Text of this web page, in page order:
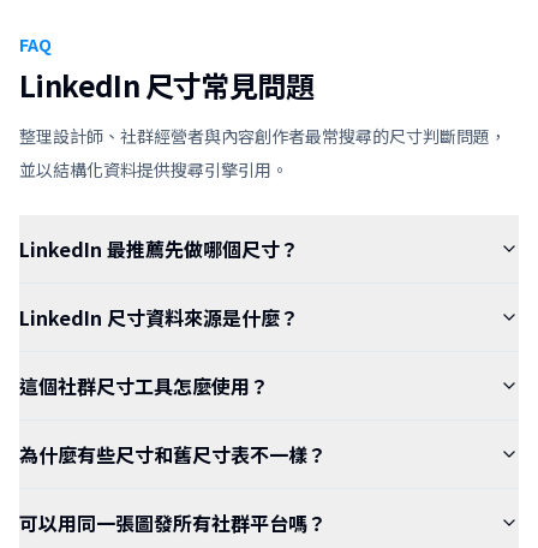
FAQ
LinkedIn 尺寸常見問題
整理設計師、社群經營者與內容創作者最常搜尋的尺寸判斷問題，
並以結構化資料提供搜尋引擎引用。
LinkedIn 最推薦先做哪個尺寸？
LinkedIn 尺寸資料來源是什麼？
這個社群尺寸工具怎麼使用？
為什麼有些尺寸和舊尺寸表不一樣？
可以用同一張圖發所有社群平台嗎？